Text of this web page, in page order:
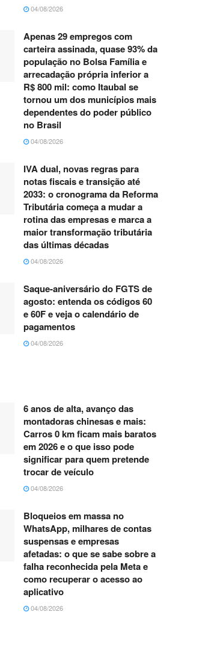
04/08/2026
Apenas 29 empregos com
carteira assinada, quase 93% da
população no Bolsa Família e
arrecadação própria inferior a
R$ 800 mil: como Itaubal se
tornou um dos municípios mais
dependentes do poder público
no Brasil
04/08/2026
IVA dual, novas regras para
notas fiscais e transição até
2033: o cronograma da Reforma
Tributária começa a mudar a
rotina das empresas e marca a
maior transformação tributária
das últimas décadas
04/08/2026
Saque-aniversário do FGTS de
agosto: entenda os códigos 60
e 60F e veja o calendário de
pagamentos
04/08/2026
6 anos de alta, avanço das
montadoras chinesas e mais:
Carros 0 km ficam mais baratos
em 2026 e o que isso pode
significar para quem pretende
trocar de veículo
04/08/2026
Bloqueios em massa no
WhatsApp, milhares de contas
suspensas e empresas
afetadas: o que se sabe sobre a
falha reconhecida pela Meta e
como recuperar o acesso ao
aplicativo
04/08/2026